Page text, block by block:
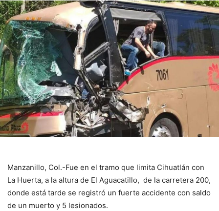
Manzanillo, Col.-Fue en el tramo que limita Cihuatlán con
La Huerta, a la altura de El Aguacatillo, de la carretera 200,
donde está tarde se registró un fuerte accidente con saldo
de un muerto y 5 lesionados.